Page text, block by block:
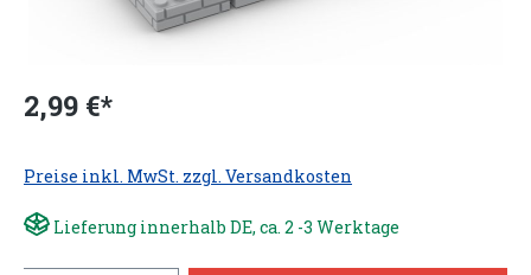
2,99 €*
Preise inkl. MwSt. zzgl. Versandkosten
Lieferung innerhalb DE, ca. 2 -3 Werktage